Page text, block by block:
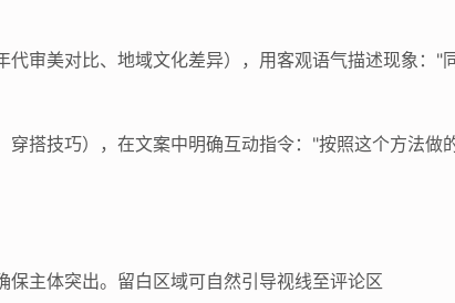
审美对比、地域文化差异），用客观语气描述现象："
搭技巧），在文案中明确互动指令："按照这个方法做
主体突出。留白区域可自然引导视线至评论区